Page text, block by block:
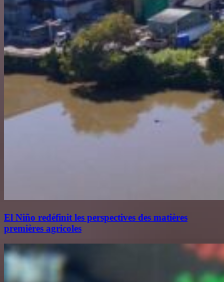
El Niño redéfinit les perspectives des matières
premières agricoles